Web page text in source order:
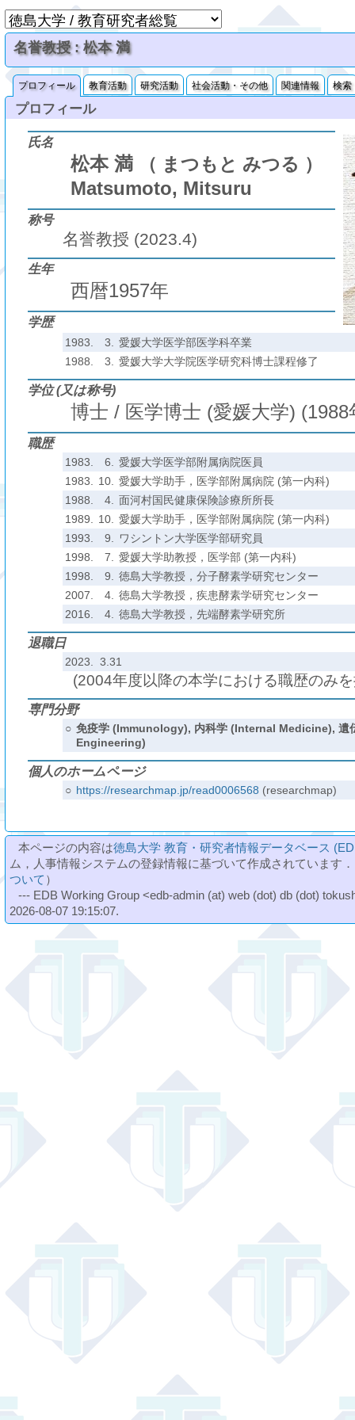
名誉教授 : 松本 満
プロフィール 教育活動 研究活動 社会活動・その他 関連情報 検索
プロフィール
氏名
松本 満 （ まつもと みつる ）
Matsumoto, Mitsuru
称号
名誉教授 (2023.4)
生年
西暦1957年
学歴
1983. 3.
愛媛大学医学部医学科卒業
1988.
3. 愛媛大学大学院医学研究科博士課程修了
学位 (又は称号)
博士 / 医学博士 (愛媛大学) (1988
職歴
1983. 6.
愛媛大学医学部附属病院医員
1983.
10.
愛媛大学助手，医学部附属病院 (第一内科)
1988.
4.
面河村国民健康保険診療所所長
1989.
10.
愛媛大学助手，医学部附属病院 (第一内科)
1993.
9.
ワシントン大学医学部研究員
1998.
7.
愛媛大学助教授，医学部 (第一内科)
1998.
9.
徳島大学教授，分子酵素学研究センター
2007.
4.
徳島大学教授，疾患酵素学研究センター
2016.
4. 徳島大学教授，先端酵素学研究所
退職日
2023. 3.31
(2004年度以降の本学における職歴のみ
専門分野
○ 免疫学 (Immunology), 内科学 (Internal Medicine), 遺
Engineering)
個人のホームページ
○ https://researchmap.jp/read0006568 (researchmap)
本ページの内容は徳島大学 教育・研究者情報データベース
ム，人事情報システムの登録情報に基づいて作成されています
ついて ）
--- EDB Working Group <edb-admin (at) web (dot) db (dot)
2026-08-07 19:15:07.